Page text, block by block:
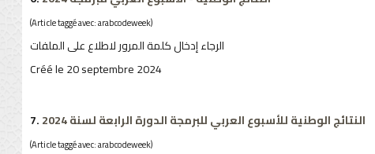
(Article taggé avec: arabcodeweek)
الرجاء إدخال كلمة المرور لاطلاع على الملفات
Créé le 20 septembre 2024
7. النتائج الوطنية للأسبوع العربي للبرمجة الدورة الرابعة لسنة 2024
(Article taggé avec: arabcodeweek)